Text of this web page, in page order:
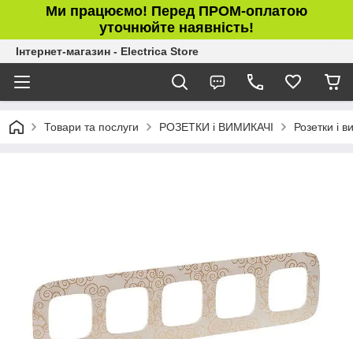
Ми працюємо! Перед ПРОМ-оплатою
уточнюйте наявність!
Інтернет-магазин - Electrica Store
Товари та послуги РОЗЕТКИ і ВИМИКАЧІ Розетки і